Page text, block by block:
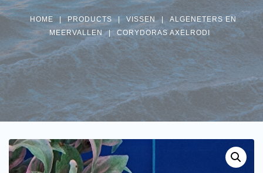
HOME | PRODUCTS | VISSEN | ALGENETERS EN
MEERVALLEN | CORYDORAS AXELRODI